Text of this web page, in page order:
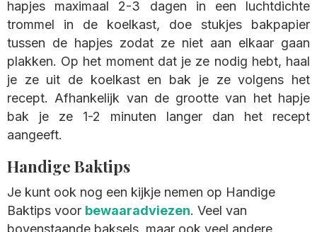
hapjes maximaal 2-3 dagen in een luchtdichte
trommel in de koelkast, doe stukjes bakpapier
tussen de hapjes zodat ze niet aan elkaar gaan
plakken. Op het moment dat je ze nodig hebt, haal
je ze uit de koelkast en bak je ze volgens het
recept. Afhankelijk van de grootte van het hapje
bak je ze 1-2 minuten langer dan het recept
aangeeft.
Handige Baktips
Je kunt ook nog een kijkje nemen op Handige
Baktips voor bewaaradviezen. Veel van
bovenstaande baksels, maar ook veel andere